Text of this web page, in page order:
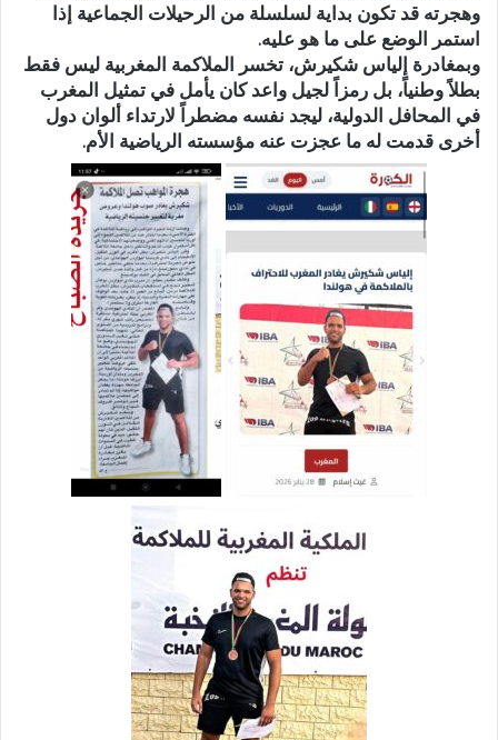
وهجرته قد تكون بداية لسلسلة من الرحيلات الجماعية إذا
استمر الوضع على ما هو عليه.
وبمغادرة إلياس شكيرش، تخسر الملاكمة المغربية ليس فقط
بطلاً وطنياً، بل رمزاً لجيل واعد كان يأمل في تمثيل المغرب
في المحافل الدولية، ليجد نفسه مضطراً لارتداء ألوان دول
أخرى قدمت له ما عجزت عنه مؤسسته الرياضية الأم.